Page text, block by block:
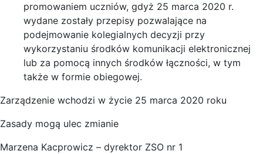
promowaniem uczniów, gdyż 25 marca 2020 r.
wydane zostały przepisy pozwalające na
podejmowanie kolegialnych decyzji przy
wykorzystaniu środków komunikacji elektronicznej
lub za pomocą innych środków łączności, w tym
także w formie obiegowej.
Zarządzenie wchodzi w życie 25 marca 2020 roku
Zasady mogą ulec zmianie
Marzena Kacprowicz – dyrektor ZSO nr 1